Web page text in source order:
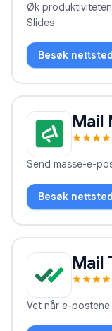
Øk
Slides
Besøk nettsted
Mail
Send masse-e-
Besøk nettsted
Mail
Vet når e-